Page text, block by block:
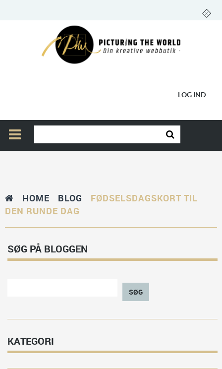
LOG IND
HOME BLOG
FØDSELSDAGSKORT TIL
DEN RUNDE DAG
SØG PÅ BLOGGEN
SØG
KATEGORI